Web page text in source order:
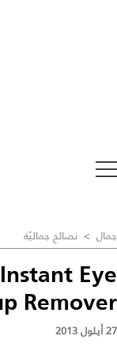
جمال > نصائح جماليّة
Eye
Remover
27 أيلول 2013